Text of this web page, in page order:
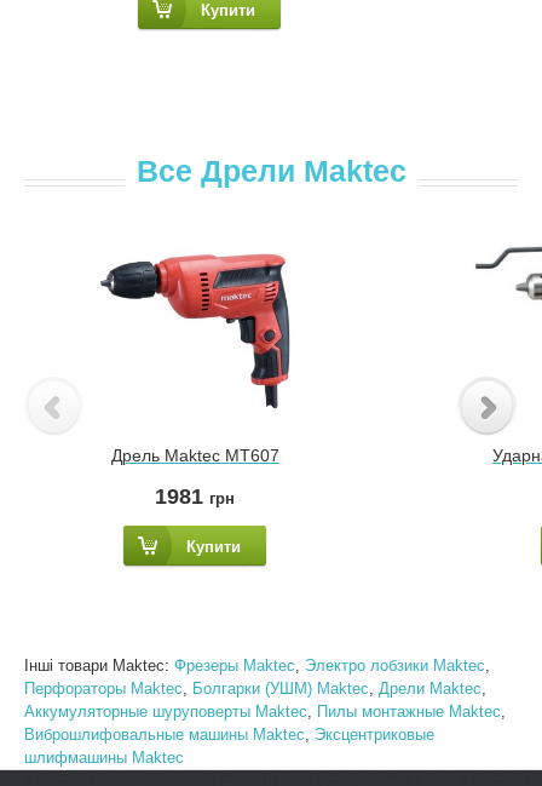
Купити
Все Дрели Maktec
Дрель Maktec MT607
1981 грн
Купити
Інші товари Maktec: Фрезеры Maktec, Электро лобзики Maktec,
Перфораторы Maktec, Болгарки (УШМ) Maktec, Дрели Maktec,
Аккумуляторные шуруповерты Maktec, Пилы монтажные Maktec,
Виброшлифовальные машины Maktec, Эксцентриковые
шлифмашины Maktec